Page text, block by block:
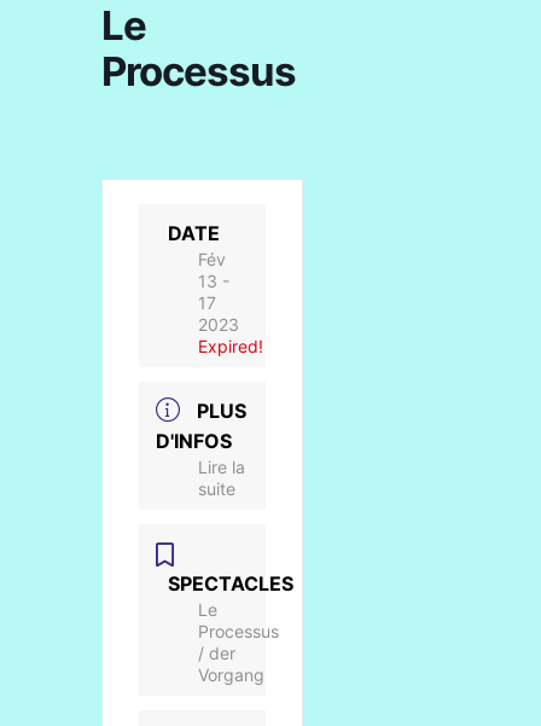
Le
Processus
DATE
Fév
13 -
17
2023
Expired!
PLUS
D'INFOS
Lire la
suite
SPECTACLES
Le
Processus
/ der
Vorgang